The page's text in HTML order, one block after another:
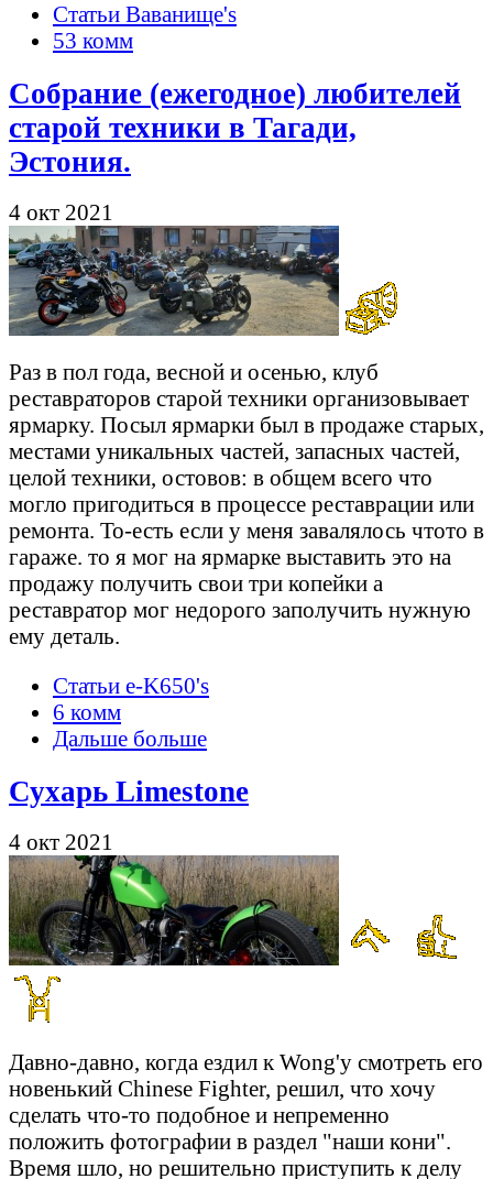
Статьи Ваванище's
53 комм
Собрание (ежегодное) любителей
старой техники в Тагади,
Эстония.
4 окт 2021
Раз в пол года, весной и осенью, клуб
реставраторов старой техники организовывает
ярмарку. Посыл ярмарки был в продаже старых,
местами уникальных частей, запасных частей,
целой техники, остовов: в общем всего что
могло пригодиться в процессе реставрации или
ремонта. То-есть если у меня завалялось чтото в
гараже. то я мог на ярмарке выставить это на
продажу получить свои три копейки а
реставратор мог недорого заполучить нужную
ему деталь.
Статьи e-K650's
6 комм
Дальше больше
Сухарь Limestone
4 окт 2021
Давно-давно, когда ездил к Wong'у смотреть его
новенький Chinese Fighter, решил, что хочу
сделать что-то подобное и непременно
положить фотографии в раздел "наши кони".
Время шло, но решительно приступить к делу